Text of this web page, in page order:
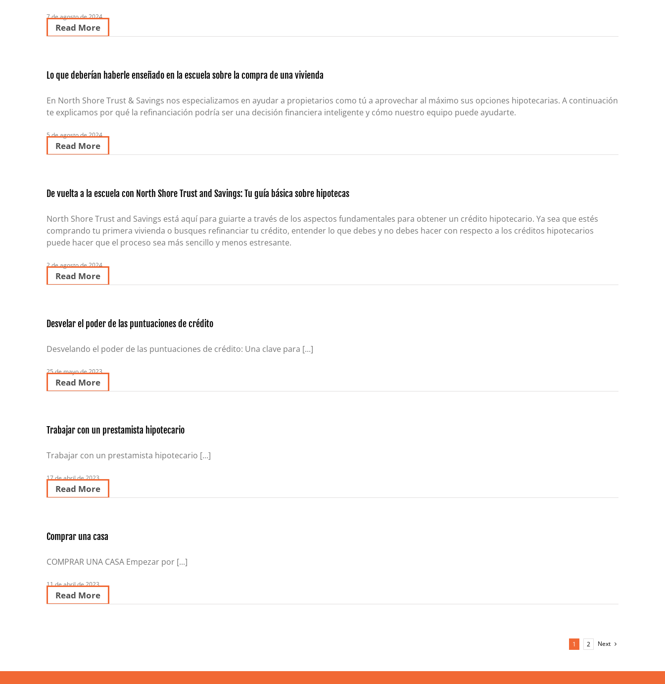
7 de agosto de 2024
Read More
Lo que deberían haberle enseñado en la escuela sobre la compra de una vivienda
En North Shore Trust & Savings nos especializamos en ayudar a propietarios como tú a aprovechar al máximo sus opciones hipotecarias. A continuación
te explicamos por qué la refinanciación podría ser una decisión financiera inteligente y cómo nuestro equipo puede ayudarte.
5 de agosto de 2024
Read More
De vuelta a la escuela con North Shore Trust and Savings: Tu guía básica sobre hipotecas
North Shore Trust and Savings está aquí para guiarte a través de los aspectos fundamentales para obtener un crédito hipotecario. Ya sea que estés
comprando tu primera vivienda o busques refinanciar tu crédito, entender lo que debes y no debes hacer con respecto a los créditos hipotecarios
puede hacer que el proceso sea más sencillo y menos estresante.
2 de agosto de 2024
Read More
Desvelar el poder de las puntuaciones de crédito
Desvelando el poder de las puntuaciones de crédito: Una clave para [...]
25 de mayo de 2023
Read More
Trabajar con un prestamista hipotecario
Trabajar con un prestamista hipotecario [...]
17 de abril de 2023
Read More
Comprar una casa
COMPRAR UNA CASA Empezar por [...]
11 de abril de 2023
Read More
1 2 Next